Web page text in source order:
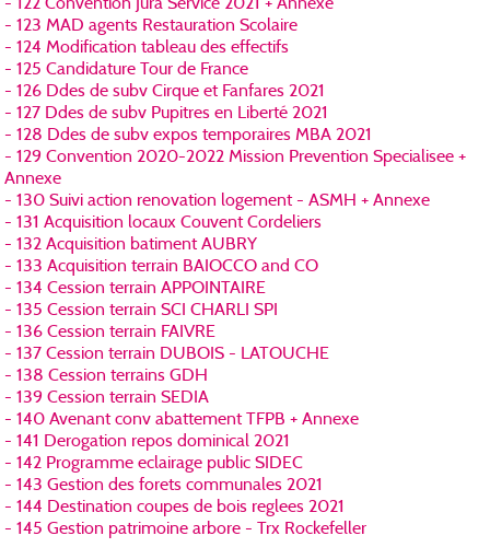
- 122 Convention Jura Service 2021 + Annexe
- 123 MAD agents Restauration Scolaire
- 124 Modification tableau des effectifs
- 125 Candidature Tour de France
- 126 Ddes de subv Cirque et Fanfares 2021
- 127 Ddes de subv Pupitres en Liberté 2021
- 128 Ddes de subv expos temporaires MBA 2021
- 129 Convention 2020-2022 Mission Prevention Specialisee +
Annexe
- 130 Suivi action renovation logement - ASMH + Annexe
- 131 Acquisition locaux Couvent Cordeliers
- 132 Acquisition batiment AUBRY
- 133 Acquisition terrain BAIOCCO and CO
- 134 Cession terrain APPOINTAIRE
- 135 Cession terrain SCI CHARLI SPI
- 136 Cession terrain FAIVRE
- 137 Cession terrain DUBOIS - LATOUCHE
- 138 Cession terrains GDH
- 139 Cession terrain SEDIA
- 140 Avenant conv abattement TFPB + Annexe
- 141 Derogation repos dominical 2021
- 142 Programme eclairage public SIDEC
- 143 Gestion des forets communales 2021
- 144 Destination coupes de bois reglees 2021
- 145 Gestion patrimoine arbore - Trx Rockefeller